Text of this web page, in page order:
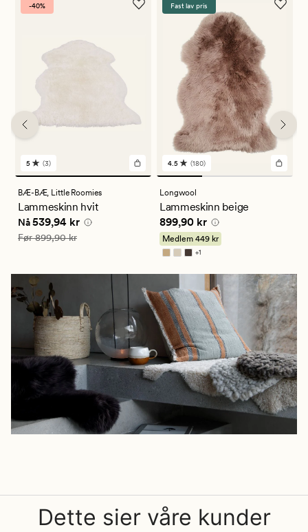
-40%
3
anmeldelser
med
en
gjennomsnittlig
vurdering
på
5
5 (3)
BÆ-BÆ, Little Roomies
Lammeskinn hvit
Nåværende pris
Nå539,94 kr
Vanlig pris 899,90 kr
Før899,90 kr
Fast lav pris
180
anmeldelser
med
en
gjennomsnittlig
vurdering
på
4.5
4.5 (180)
Longwool
Lammeskinn beige
Pris 899,90 kr
899,90 kr
Medlem 449 kr
+1
Tilgjengelig i flere farger
Dette sier våre kunder